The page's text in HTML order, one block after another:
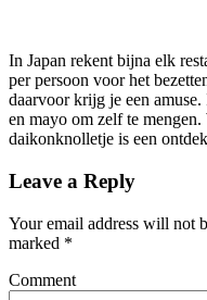
In Japan rekent bijna elk
per persoon voor het
daarvoor krijg je een
en mayo om zelf te
daikonknolletje is een
Leave a Reply
Your email address will not
marked *
Comment